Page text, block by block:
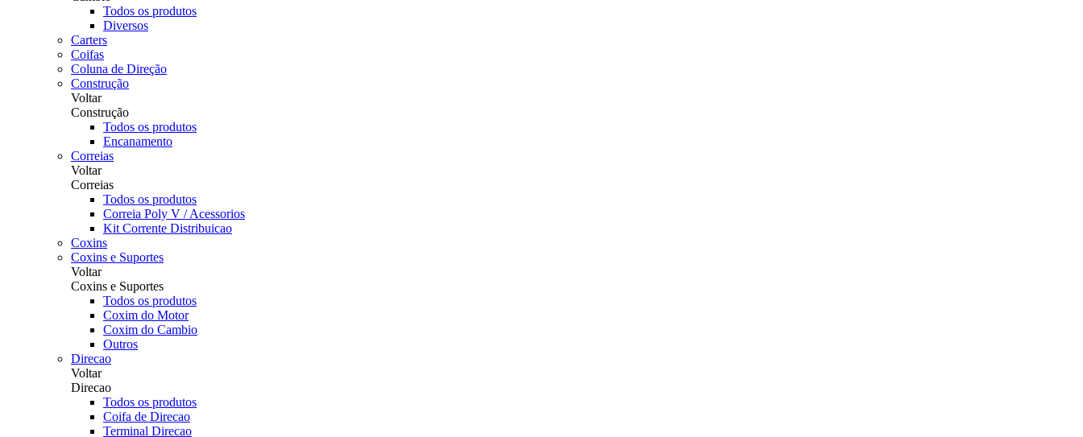
Todos os produtos
Diversos
Carters
Coifas
Coluna de Direção
Construção
Voltar
Construção
Todos os produtos
Encanamento
Correias
Voltar
Correias
Todos os produtos
Correia Poly V / Acessorios
Kit Corrente Distribuicao
Coxins
Coxins e Suportes
Voltar
Coxins e Suportes
Todos os produtos
Coxim do Motor
Coxim do Cambio
Outros
Direcao
Voltar
Direcao
Todos os produtos
Coifa de Direcao
Terminal Direcao